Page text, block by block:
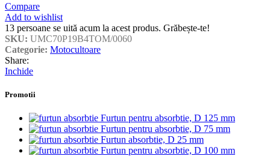
Compare
Add to wishlist
13 persoane se uită acum la acest produs. Grăbește-te!
SKU: UMC70P19B4TOM/0060
Categorie: Motocultoare
Share:
Inchide
Promotii
Furtun pentru absorbtie, D 125 mm
Furtun pentru absorbtie, D 75 mm
Furtun absorbtie, D 25 mm
Furtun pentru absorbtie, D 100 mm